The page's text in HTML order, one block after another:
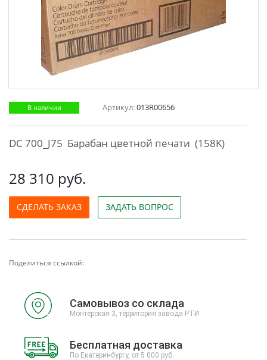
В наличии Артикул:013R00656
DC 700_J75 Барабан цветной печати (158K)
28 310 руб.
СДЕЛАТЬ ЗАКАЗ ЗАДАТЬ ВОПРОС
Поделиться ссылкой:
Самовывоз со склада
Монтерская 3, территория завода РТИ
Бесплатная доставка
По Екатеринбургу, от 5 000 руб.